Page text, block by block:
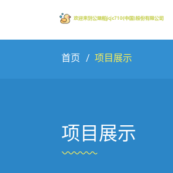
首页 项目展示
项目展示